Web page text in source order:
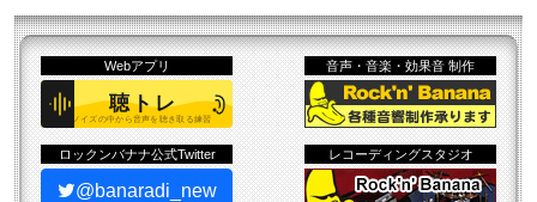
Webアプリ 音声・音楽・効果音 制作
ロックンバナナ公式Twitter
@banaradi_new
レコーディングスタジオ